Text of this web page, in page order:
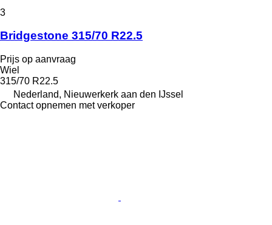
3
Bridgestone 315/70 R22.5
Prijs op aanvraag
Wiel
315/70 R22.5
Nederland, Nieuwerkerk aan den IJssel
Contact opnemen met verkoper